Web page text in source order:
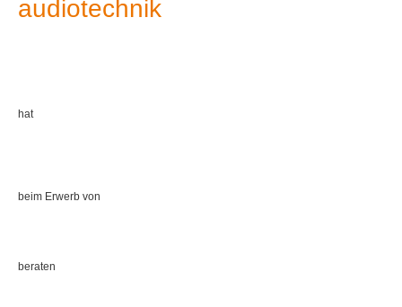
audiotechnik
hat
beim Erwerb von
beraten